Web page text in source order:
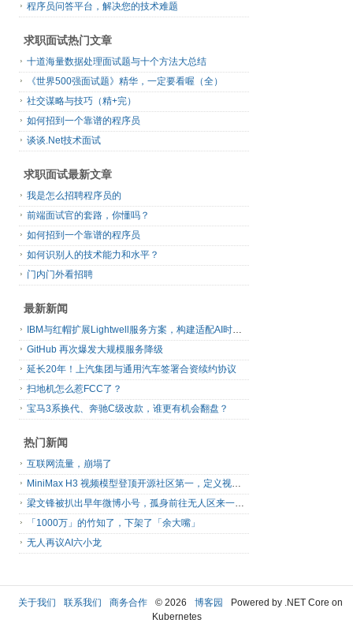
程序员问答平台，解决您的技术难题
求职面试热门文章
十道海量数据处理面试题与十个方法大总结
《世界500强面试题》精华，一定要看喔（全）
社交谋略与技巧（精+完）
如何招到一个靠谱的程序员
谈谈.Net技术面试
求职面试最新文章
我是怎么招聘程序员的
前端面试官的套路，你懂吗？
如何招到一个靠谱的程序员
如何识别人的技术能力和水平？
门内门外看招聘
最新新闻
IBM与红帽扩展Lightwell服务方案，构建适配AI时代开源生态的可信基础设施
GitHub 再次爆发大规模服务降级
延长20年！上汽集团与通用汽车签署合资续约协议
扫地机怎么惹FCC了？
宝马3系换代、奔驰C级改款，谁更有机会翻盘？
热门新闻
互联网流量，崩塌了
MiniMax H3 视频模型登顶开源社区第一，定义视频模型领域“斩杀线”
梁文锋被扒出早年微博小号，孤身前往无人区来一场相当 deep 的 seek 旅行
「1000万」的竹知了，下架了「余大嘴」
无人再议AI六小龙
关于我们 联系我们 商务合作 © 2026 博客园
Powered by .NET Core on
Kubernetes